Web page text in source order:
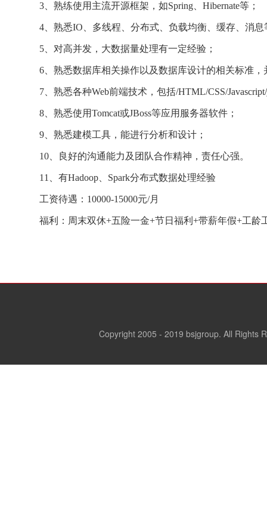
3、熟练使用主流开源框架，如Spring、Hibernate等；
4、熟悉IO、多线程、分布式、负载均衡、缓存、消息
5、对高并发，大数据量处理有一定经验；
6、熟悉数据库相关操作以及数据库设计的相关标准
7、熟悉各种Web前端技术，包括/HTML/CSS/
8、熟悉使用Tomcat或JBoss等应用服务器软件；
9、熟悉建模工具，能进行分析和设计；
10、良好的沟通能力及团队合作精神，责任心强。
11、有Hadoop、Spark分布式数据处理经验
工资待遇：10000-15000元/月
福利：周末双休+五险一金+节日福利+带薪年假+工龄
Copyright 2005 - 2019 bsjgroup. All Rights